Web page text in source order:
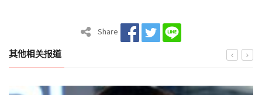
Share
其他相关报道